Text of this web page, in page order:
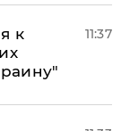
к
11:37